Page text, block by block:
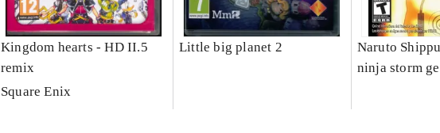
Kingdom hearts - HD II.5
remix
Square Enix
Little big planet 2
Naruto
ninja storm